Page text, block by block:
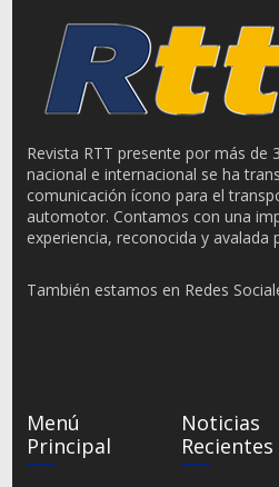
Revista RTT presente por más de
nacional e internacional se ha
comunicación ícono para el
automotor. Contamos con una
experiencia, reconocida y avalada
También estamos en Redes
Menú
Principal
Noticias
Recientes